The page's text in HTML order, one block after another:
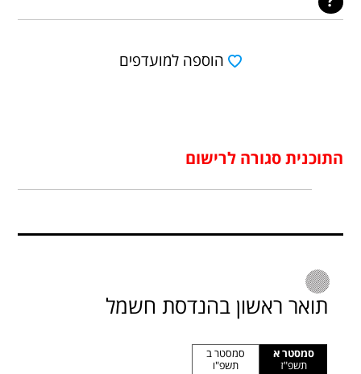
הוספה למועדפים
התוכנית סגורה לרישום
תואר ראשון בהנדסת חשמל
סמסטר א
תשפ"ז
סמסטר ב
תשפ"ו